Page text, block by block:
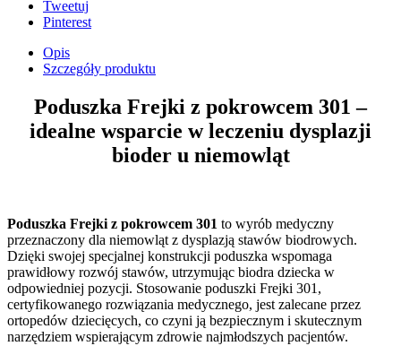
Tweetuj
Pinterest
Opis
Szczegóły produktu
Poduszka Frejki z pokrowcem 301 –
idealne wsparcie w leczeniu dysplazji
bioder u niemowląt
Poduszka Frejki z pokrowcem 301 to wyrób medyczny
przeznaczony dla niemowląt z dysplazją stawów biodrowych.
Dzięki swojej specjalnej konstrukcji poduszka wspomaga
prawidłowy rozwój stawów, utrzymując biodra dziecka w
odpowiedniej pozycji. Stosowanie poduszki Frejki 301,
certyfikowanego rozwiązania medycznego, jest zalecane przez
ortopedów dziecięcych, co czyni ją bezpiecznym i skutecznym
narzędziem wspierającym zdrowie najmłodszych pacjentów.